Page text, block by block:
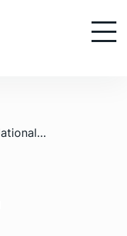
/ Blé Goudé rejoint la Coalition Nationale pour le Changement (CNC)